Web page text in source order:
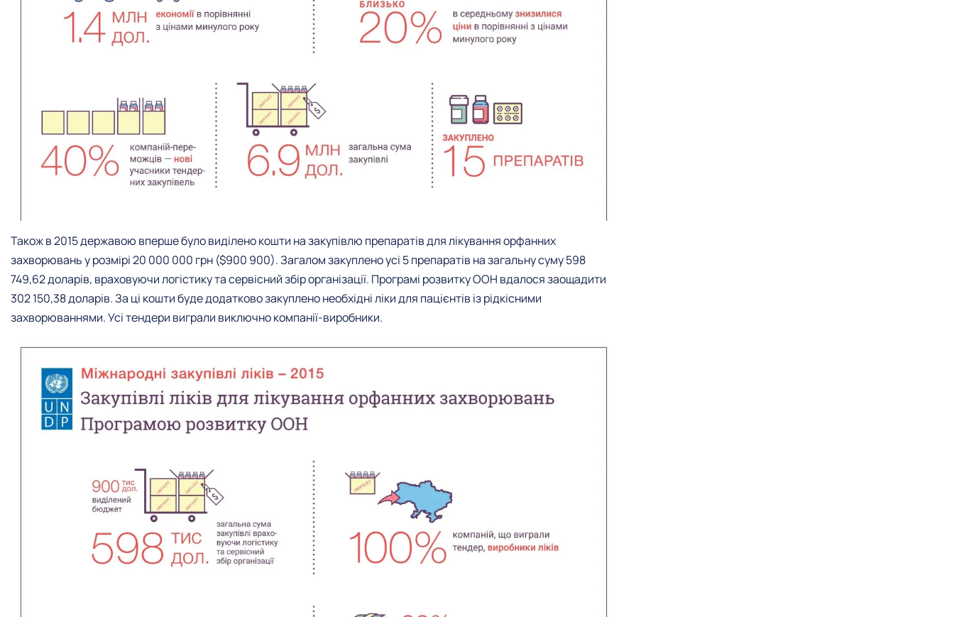
Також в 2015 державою вперше було виділено кошти на закупівлю препаратів для лікування орфанних
захворювань у розмірі 20 000 000 грн ($900 900). Загалом закуплено усі 5 препаратів на загальну суму 598
749,62 доларів, враховуючи логістику та сервісний збір організації. Програмі розвитку ООН вдалося заощадити
302 150,38 доларів. За ці кошти буде додатково закуплено необхідні ліки для пацієнтів із рідкісними
захворюваннями. Усі тендери виграли виключно компанії-виробники.